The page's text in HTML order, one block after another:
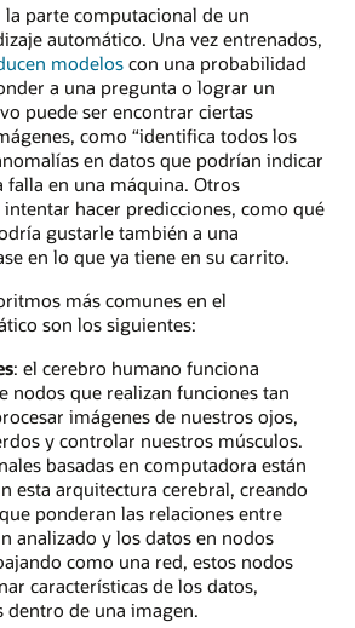
parte computacional de un
automático. Una vez entrenados,
modelos con una probabilidad
a una pregunta o lograr un
puede ser encontrar ciertas
como “identifica todos los
en datos que podrían indicar
falla en una máquina. Otros
hacer predicciones, como qué
gustarle también a una
en lo que ya tiene en su carrito.
más comunes en el
son los siguientes:
: el cerebro humano funciona
nodos que realizan funciones tan
imágenes de nuestros ojos,
y controlar nuestros músculos.
basadas en computadora están
esta arquitectura cerebral, creando
ponderan las relaciones entre
analizado y los datos en nodos
como una red, estos nodos
características de los datos,
dentro de una imagen.